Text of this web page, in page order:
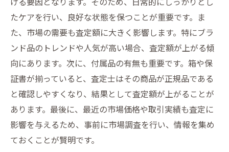
たケアを行い、良好な状態を保つことが重要です。ま
た、市場の需要も査定額に大きく影響します。特にブラ
ンド品のトレンドや人気が高い場合、査定額が上がる傾
向にあります。次に、付属品の有無も重要です。箱や保
証書が揃っていると、査定士はその商品が正規品である
と確認しやすくなり、結果として査定額が上がることが
あります。最後に、最近の市場価格や取引実績も査定に
影響を与えるため、事前に市場調査を行い、情報を集め
ておくことが賢明です。